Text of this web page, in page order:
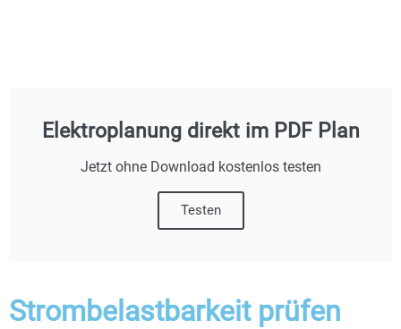
Elektroplanung direkt im PDF Plan
Jetzt ohne Download kostenlos testen
Testen
Strombelastbarkeit prüfen